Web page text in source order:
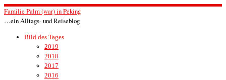
Zum
Inhalt
Familie Palm (war) in Peking
…ein Alltags- und Reiseblog
Bild des Tages
2019
2018
2017
2016